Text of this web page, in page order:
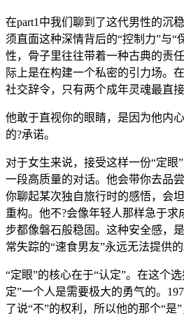
在part1中我们聊到了这代男性的沉
须直面这种深情背后的“控制力”与“
性，骨子里往往带着一种古典的责
际上是在构建一个私密的引力场。
社交辞令，只有两个成年灵魂最直接
他敢于直视你的眼睛，是因为他内
的?承诺。
对于女生来说，接受这样一份“定眼
一段高质量的对话。他会带你去品
你聊起某次独自旅行时的感悟，会
重构。他不?会像年轻人那样急于求
步都像磐石般稳固。这种安全感，
常失踪的“速食男友”永远无法提供的
“定眼”的核心在于“认定”。在这个
定”一个人是需要极大的勇气的。
了说“不”的权利，所以他的那个“是